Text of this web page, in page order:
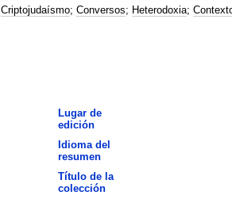
Criptojudaísmo; Conversos; Heterodoxia;
Lugar de
edición
Idioma del
resumen
Título de la
colección